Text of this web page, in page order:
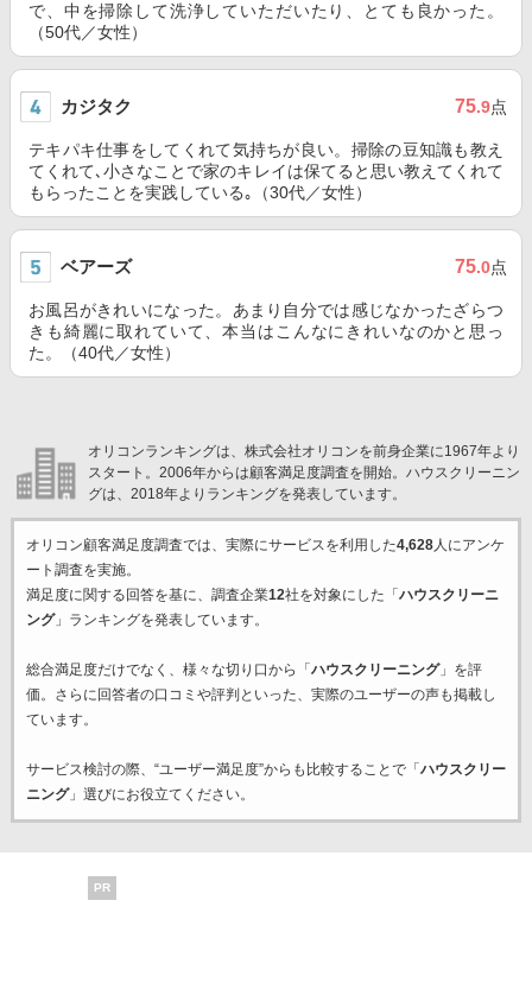
で、中を掃除して洗浄していただいたり、とても良かった。
（50代／女性）
カジタク 75.9点
テキパキ仕事をしてくれて気持ちが良い。掃除の豆知識も教え
てくれて､小さなことで家のキレイは保てると思い教えてくれて
もらったことを実践している｡（30代／女性）
ベアーズ 75.0点
お風呂がきれいになった。あまり自分では感じなかったざらつ
きも綺麗に取れていて、本当はこんなにきれいなのかと思っ
た。（40代／女性）
オリコンランキングは、株式会社オリコンを前身企業に1967年より
スタート。2006年からは顧客満足度調査を開始。ハウスクリーニン
グは、2018年よりランキングを発表しています。
オリコン顧客満足度調査では、実際にサービスを利用した4,628人にアンケ
ート調査を実施。
満足度に関する回答を基に、調査企業12社を対象にした「 ハウスクリーニ
ング」ランキングを発表しています。
総合満足度だけでなく、様々な切り口から「 ハウスクリーニング」を評
価。さらに回答者の口コミや評判といった、実際のユーザーの声も掲載し
ています。
サービス検討の際、“ユーザー満足度”からも比較することで「 ハウスクリー
ニング」選びにお役立てください。
PR